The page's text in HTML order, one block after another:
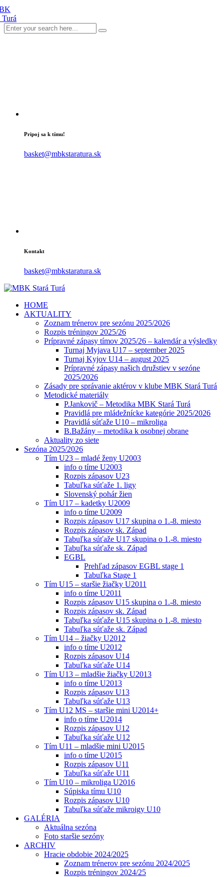
Pripoj sa k tímu!
basket@mbkstaratura.sk
Kontakt
basket@mbkstaratura.sk
HOME
AKTUALITY
Zoznam trénerov pre sezónu 2025/2026
Rozpis tréningov 2025/26
Prípravné zápasy tímov 2025/26 – kalendár a výsledky
Turnaj Myjava U17 – september 2025
Turnaj Kyjov U14 – august 2025
Prípravné zápasy našich družstiev v sezóne
2025/2026
Zásady pre správanie aktérov v klube MBK Stará Turá
Metodické materiály
P.Jankovič – Metodika MBK Stará Turá
Pravidlá pre mládežnícke kategórie 2025/2026
Pravidlá súťaže U10 – mikroliga
B.Bažány – metodika k osobnej obrane
Aktuality zo siete
Sezóna 2025/2026
Tím U23 – mladé ženy U2003
info o tíme U2003
Rozpis zápasov U23
Tabuľka súťaže 1. ligy
Slovenský pohár žien
Tím U17 – kadetky U2009
info o tíme U2009
Rozpis zápasov U17 skupina o 1.-8. miesto
Rozpis zápasov sk. Západ
Tabuľka súťaže U17 skupina o 1.-8. miesto
Tabuľka súťaže sk. Západ
EGBL
Prehľad zápasov EGBL stage 1
Tabuľka Stage 1
Tím U15 – staršie žiačky U2011
info o tíme U2011
Rozpis zápasov U15 skupina o 1.-8. miesto
Rozpis zápasov sk. Západ
Tabuľka súťaže U15 skupina o 1.-8. miesto
Tabuľka súťaže sk. Západ
Tím U14 – žiačky U2012
info o tíme U2012
Rozpis zápasov U14
Tabuľka súťaže U14
Tím U13 – mladšie žiačky U2013
info o tíme U2013
Rozpis zápasov U13
Tabuľka súťaže U13
Tím U12 MS – staršie mini U2014+
info o tíme U2014
Rozpis zápasov U12
Tabuľka súťaže U12
Tím U11 – mladšie mini U2015
info o tíme U2015
Rozpis zápasov U11
Tabuľka súťaže U11
Tím U10 – mikroliga U2016
Súpiska tímu U10
Rozpis zápasov U10
Tabuľka súťaže mikroigy U10
GALÉRIA
Aktuálna sezóna
Foto staršie sezóny
ARCHIV
Hracie obdobie 2024/2025
Zoznam trénerov pre sezónu 2024/2025
Rozpis tréningov 2024/25